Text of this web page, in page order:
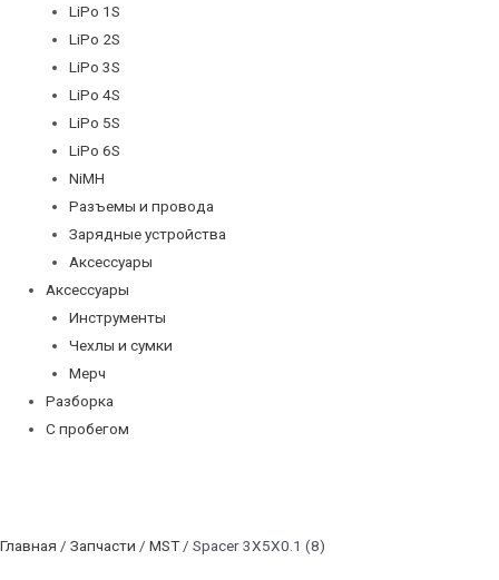
LiPo 1S
LiPo 2S
LiPo 3S
LiPo 4S
LiPo 5S
LiPo 6S
NiMH
Разъемы и провода
Зарядные устройства
Аксессуары
Аксессуары
Инструменты
Чехлы и сумки
Мерч
Разборка
С пробегом
Главная / Запчасти / MST/ Spacer 3X5X0.1 (8)